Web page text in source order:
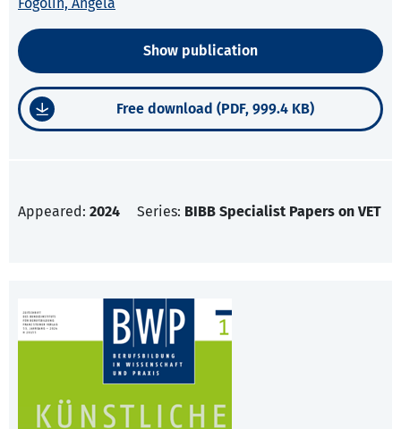
Show publication
Free download (PDF, 999.4 KB)
Appeared: 2024 Series: BIBB Specialist Papers on VET